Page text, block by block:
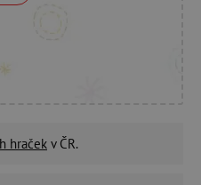
hraček v ČR.